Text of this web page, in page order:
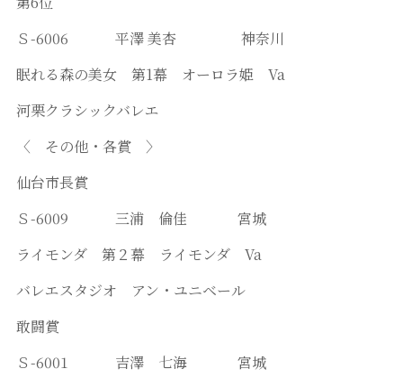
Ｓ-6006 平澤 美杏 神奈川
眠れる森の美女 第1幕 オーロラ姫 Va
河栗クラシックバレエ
〈 その他・各賞 〉
仙台市長賞
Ｓ-6009 三浦 倫佳 宮城
ライモンダ 第２幕 ライモンダ Va
バレエスタジオ アン・ユニベール
敢闘賞
Ｓ-6001 吉澤 七海 宮城